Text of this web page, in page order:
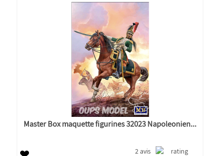
Master Box maquette figurines 32023 Napoleonien...
2 avis